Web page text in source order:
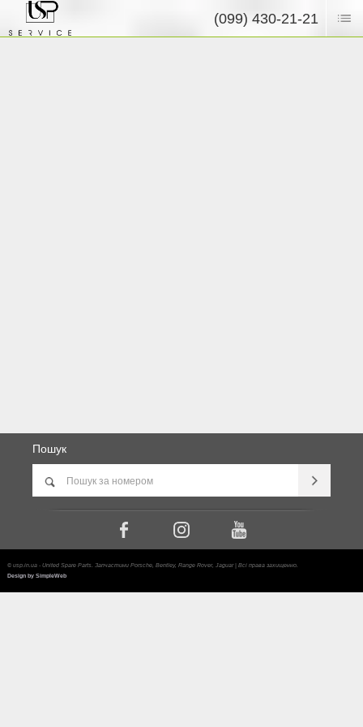
(099) 430-21-21
Пошук
© usp.in.ua - United Spare Parts. Запчастини Porsche, Bentley, Range Rover, Jaguar | Всі права захищенно.
Design by SimpleWeb